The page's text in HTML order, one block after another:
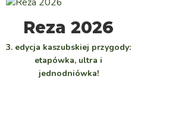
WYBIERZ
Reza 2026
3. edycja kaszubskiej przygody:
etapówka, ultra i
jednodniówka!